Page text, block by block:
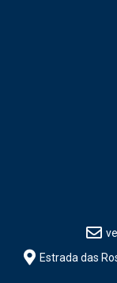
Estrada das